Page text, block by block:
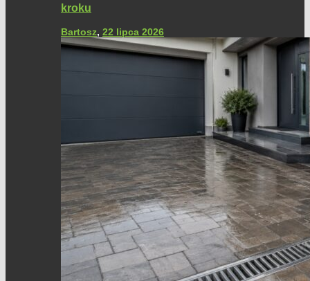
kroku
Bartosz, 22 lipca 2026